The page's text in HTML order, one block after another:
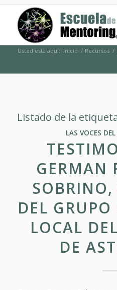
Usted está aquí: Inicio / Recursos /
Listado de la
LAS VOCES
GERMAN
SOBRINO,
DEL
LOCAL
DE